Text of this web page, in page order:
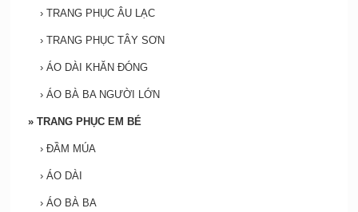
› TRANG PHỤC ÂU LẠC
› TRANG PHỤC TÂY SƠN
› ÁO DÀI KHĂN ĐÓNG
› ÁO BÀ BA NGƯỜI LỚN
» TRANG PHỤC EM BÉ
› ĐẦM MÚA
› ÁO DÀI
› ÁO BÀ BA